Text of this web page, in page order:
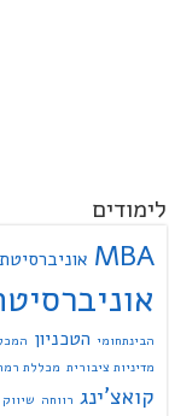
לימודים
MBA
הבינתחומי הטכניון
מדיניות ציבורית מכללת
קואצ'ינג רווחה שיווק